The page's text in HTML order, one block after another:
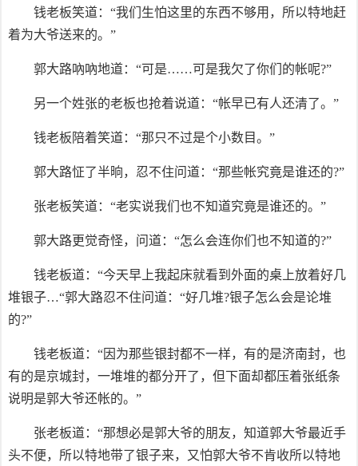
钱老板笑道：“我们生怕这里的东西不够用，所以特地赶
着为大爷送来的。”
郭大路吶吶地道：“可是……可是我欠了你们的帐呢?”
另一个姓张的老板也抢着说道：“帐早已有人还清了。”
钱老板陪着笑道：“那只不过是个小数目。”
郭大路怔了半晌，忍不住问道：“那些帐究竟是谁还的?”
张老板笑道：“老实说我们也不知道究竟是谁还的。”
郭大路更觉奇怪，问道：“怎么会连你们也不知道的?”
钱老板道：“今天早上我起床就看到外面的桌上放着好几
堆银子…“郭大路忍不住问道：“好几堆?银子怎么会是论堆
的?”
钱老板道：“因为那些银封都不一样，有的是济南封，也
有的是京城封，一堆堆的都分开了，但下面却都压着张纸条
说明是郭大爷还帐的。”
张老板道：“那想必是郭大爷的朋友，知道郭大爷最近手
头不便，所以特地带了银子来，又怕郭大爷不肯收所以特地